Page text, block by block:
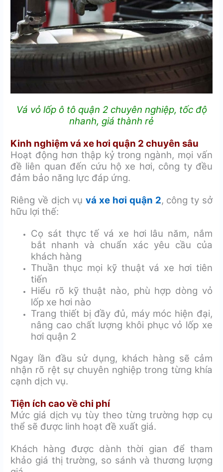
Vá vỏ lốp ô tô quận 2 chuyên nghiệp, tốc độ
nhanh, giá thành rẻ
Kinh nghiệm vá xe hơi quận 2 chuyên sâu
Hoạt động hơn thập kỷ trong ngành, mọi vấn
đề liên quan đến cứu hộ xe hơi, công ty đều
đảm bảo năng lực đáp ứng.
Riêng về dịch vụvá xe hơi quận 2, công ty sở
hữu lợi thế:
Cọ sát thực tế vá xe hơi lâu năm, nắm
bắt nhanh và chuẩn xác yêu cầu của
khách hàng
Thuần thục mọi kỹ thuật vá xe hơi tiên
tiến
Hiểu rõ kỹ thuật nào, phù hợp dòng vỏ
lốp xe hơi nào
Trang thiết bị đầy đủ, máy móc hiện đại,
nâng cao chất lượng khôi phục vỏ lốp xe
hơi quận 2
Ngay lần đầu sử dụng, khách hàng sẽ cảm
nhận rõ rệt sự chuyên nghiệp trong từng khía
cạnh dịch vụ.
Tiện ích cao về chi phí
Mức giá dịch vụ tùy theo từng trường hợp cụ
thể sẽ được linh hoạt đề xuất giá.
Khách hàng được dành thời gian để tham
khảo giá thị trường, so sánh và thương lượng